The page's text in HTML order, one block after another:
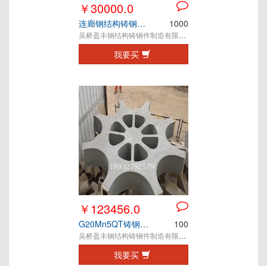
￥30000.0
连廊钢结构铸钢节点 1000
吴桥盈丰钢结构铸钢件制造有限公司
我要买
￥123456.0
G20Mn5QT铸钢节点 100
吴桥盈丰钢结构铸钢件制造有限公司
我要买